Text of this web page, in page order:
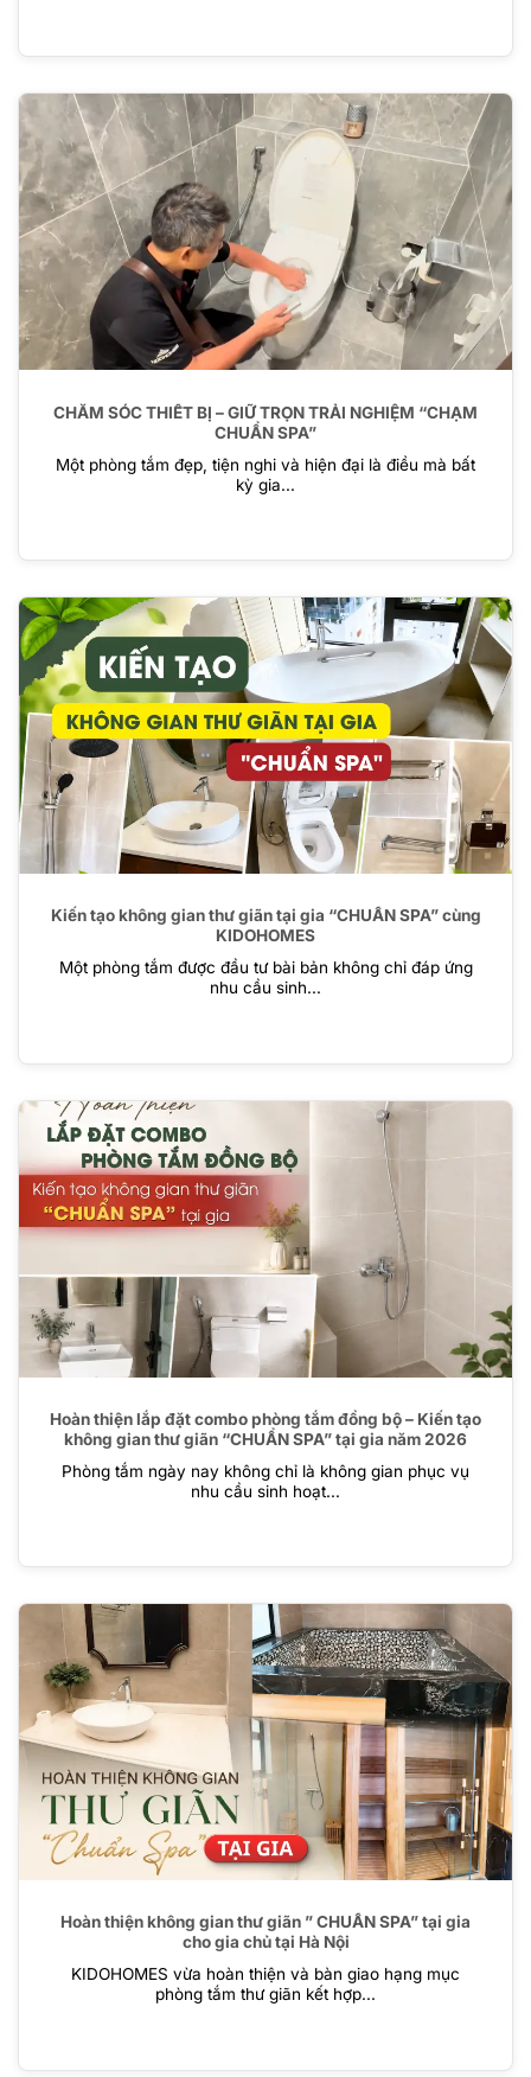
CHĂM SÓC THIẾT BỊ – GIỮ TRỌN TRẢI NGHIỆM “CHẠM
CHUẨN SPA”
Một phòng tắm đẹp, tiện nghi và hiện đại là điều mà bất
kỳ gia...
Kiến tạo không gian thư giãn tại gia “CHUẨN SPA” cùng
KIDOHOMES
Một phòng tắm được đầu tư bài bản không chỉ đáp ứng
nhu cầu sinh...
Hoàn thiện lắp đặt combo phòng tắm đồng bộ – Kiến tạo
không gian thư giãn “CHUẨN SPA” tại gia năm 2026
Phòng tắm ngày nay không chỉ là không gian phục vụ
nhu cầu sinh hoạt...
Hoàn thiện không gian thư giãn ” CHUẨN SPA” tại gia
cho gia chủ tại Hà Nội
KIDOHOMES vừa hoàn thiện và bàn giao hạng mục
phòng tắm thư giãn kết hợp...